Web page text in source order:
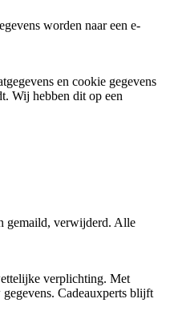
worden naar een e-
en cookie gegevens
Wij hebben dit op een
gemaild, verwijderd. Alle
verplichting. Met
Cadeauxperts blijft